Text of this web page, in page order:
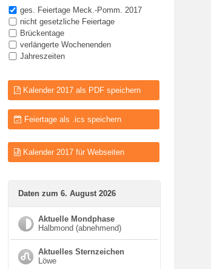
ges. Feiertage Meck.-Pomm. 2017
nicht gesetzliche Feiertage
Brückentage
verlängerte Wochenenden
Jahreszeiten
Kalender 2017 als PDF speichern
Feiertage als .ics speichern
Kalender 2017 für Webseiten
Daten zum 6. August 2026
Aktuelle Mondphase
Halbmond (abnehmend)
Aktuelles Sternzeichen
Löwe